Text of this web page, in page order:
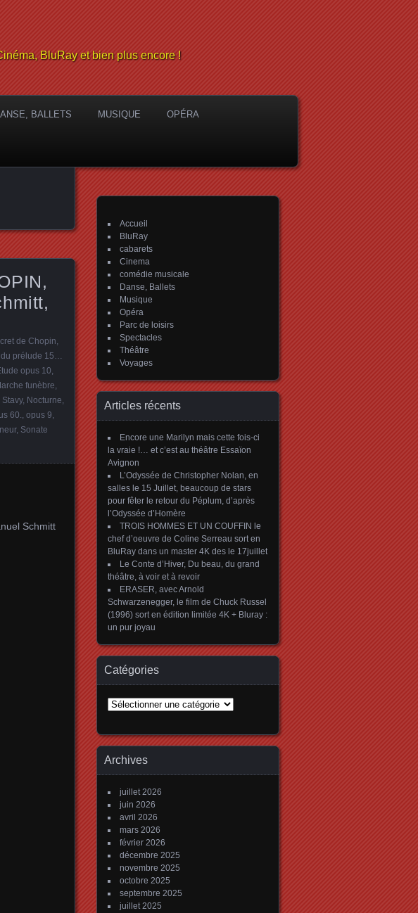
BluRay et bien plus encore !
BALLETS MUSIQUE OPÉRA
de Chopin
prélude 15…
opus 10
funèbre
, Nocturne
60. opus 9
, Sonate
Schmitt
Accueil
BluRay
cabarets
Cinema
comédie musicale
Danse, Ballets
Musique
Opéra
Parc de loisirs
Spectacles
Théâtre
Voyages
Articles récents
Encore une Marilyn mais cette fois-ci
la vraie !… et c’est au théâtre Essaïon
Avignon
L’Odyssée de Christopher Nolan, en
salles le 15 Juillet, beaucoup de stars
pour fêter le retour du Péplum, d’après
l’Odyssée d’Homère
TROIS HOMMES ET UN COUFFIN le
chef d’oeuvre de Coline Serreau sort en
BluRay dans un master 4K des le 17juillet
Le Conte d’Hiver, Du beau, du grand
théâtre, à voir et à revoir
ERASER, avec Arnold
Schwarzenegger, le film de Chuck Russel
(1996) sort en édition limitée 4K + Bluray :
un pur joyau
Catégories
Catégories
Archives
juillet 2026
juin 2026
avril 2026
mars 2026
février 2026
décembre 2025
novembre 2025
octobre 2025
septembre 2025
juillet 2025